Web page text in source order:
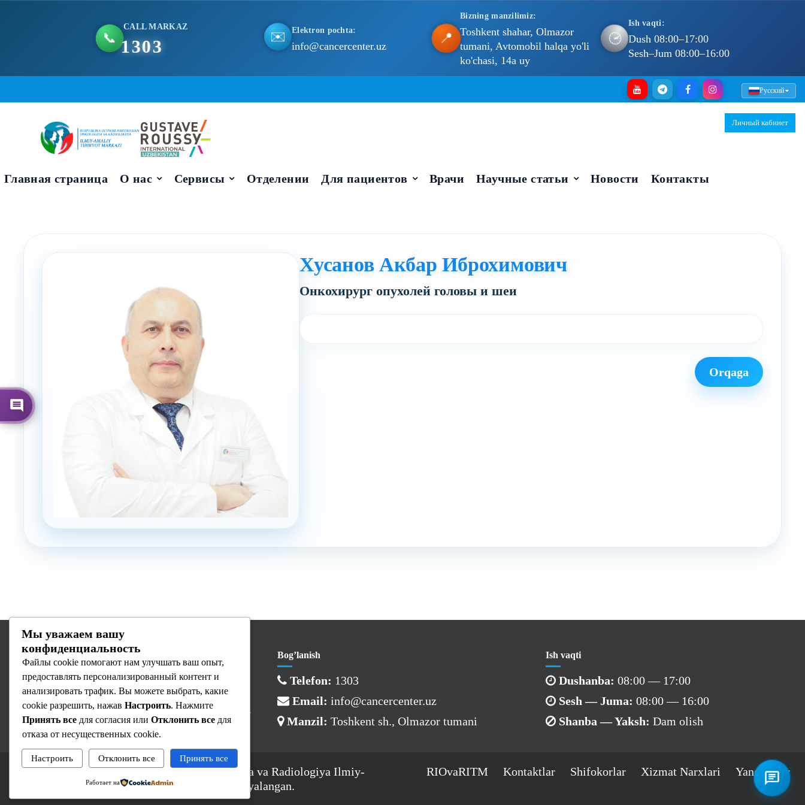
📞
CALL MARKAZ
1303 ✉️ Elektron pochta:
info@cancercenter.uz 📍
Bizning manzilimiz:
Toshkent shahar, Olmazor
tumani, Avtomobil halqa yo'li
ko'chasi, 14a uy
🕐
Ish vaqti:
Dush 08:00–17:00
Sesh–Jum 08:00–16:00
Русский
Личный кабинет
Главная страница О нас Сервисы Отделении Для пациентов Врачи Научные статьи Новости Контакты
Хусанов Акбар Иброхимович
Онкохирург опухолей головы и шеи
Orqaga
Biz haqimizda
Respublika Ixtisoslashtirilgan Onkologiya va
Radiologiya Ilmiy-Amaliy Tibbiyot Markazi —
O’zbekistondagi yetakchi onkologiya muassasasi.
Bog’lanish
Telefon: 1303
Email: info@cancercenter.uz
Manzil: Toshkent sh., Olmazor tumani
Ish vaqti
Dushanba: 08:00 — 17:00
Sesh — Juma: 08:00 — 16:00
Shanba — Yaksh: Dam olish
© 2025 Respublika Ixtisoslashtirilgan Onkologiya va Radiologiya Ilmiy-
Amaliy Tibbiyot Markazi. Barcha huquqlar himoyalangan.
RIOvaRITM Kontaktlar Shifokorlar Xizmat Narxlari Yangiliklar
Мы уважаем вашу
конфиденциальность
Файлы cookie помогают нам улучшать ваш опыт,
предоставлять персонализированный контент и
анализировать трафик. Вы можете выбрать, какие
cookie разрешить, нажав Настроить. Нажмите
Принять все для согласия или Отклонить все для
отказа от несущественных cookie.
Настроить Отклонить все Принять все
Работает на